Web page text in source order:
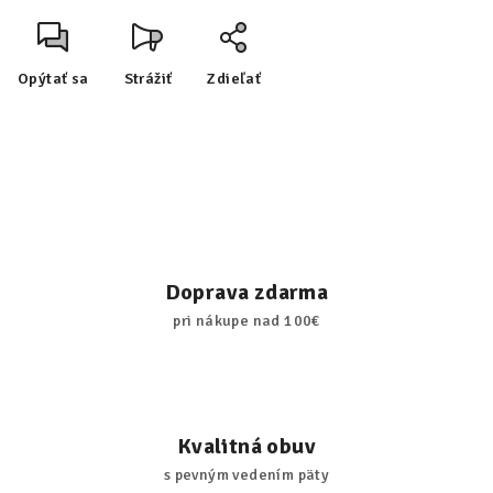
Opýtať sa Strážiť Zdieľať
Doprava zdarma
pri nákupe nad 100€
Kvalitná obuv
s pevným vedením päty